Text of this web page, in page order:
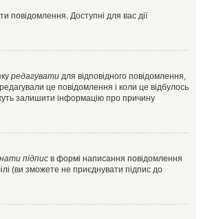
повідомлення. Доступні для вас дії
редагувати для відповідного повідомлення,
це повідомлення і коли це відбулось
залишити інформацію про причину
підпис в формі написання повідомлення
(ви зможете не приєднувати підпис до